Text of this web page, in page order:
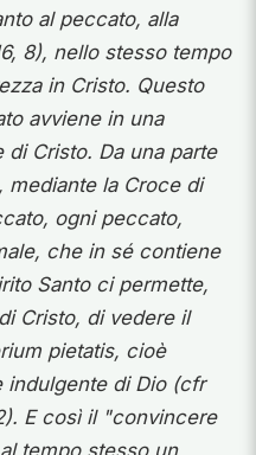
al peccato, alla
8), nello stesso tempo
in Cristo. Questo
avviene in una
Cristo. Da una parte
mediante la Croce di
ogni peccato,
che in sé contiene
Santo ci permette,
Cristo, di vedere il
pietatis, cioè
indulgente di Dio (cfr
E così il "convincere